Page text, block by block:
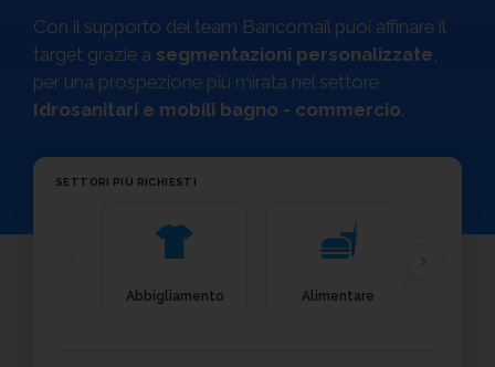
Con il supporto del team Bancomail puoi affinare il
target grazie a segmentazioni personalizzate,
per una prospezione più mirata nel settore
Idrosanitari e mobili bagno - commercio.
SETTORI PIÙ RICHIESTI
Abbigliamento Alimentare